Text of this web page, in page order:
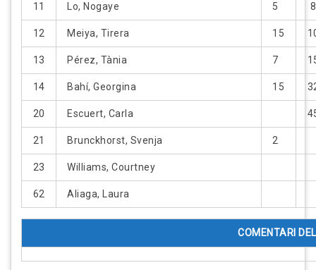
11 Lo, Nogaye 5 8
12 Meiya, Tirera 15
13 Pérez, Tània 7
14 Bahí, Georgina 15
20 Escuert, Carla
21 Brunckhorst, Svenja 2
23 Williams, Courtney
62 Aliaga, Laura
COMENTARI